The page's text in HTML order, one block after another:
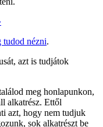
tudod nézni.
azt is tudjátok
meg honlapunkon,
alkatrész. Ettől
azt, hogy nem tudjuk
sok alkatrészt be